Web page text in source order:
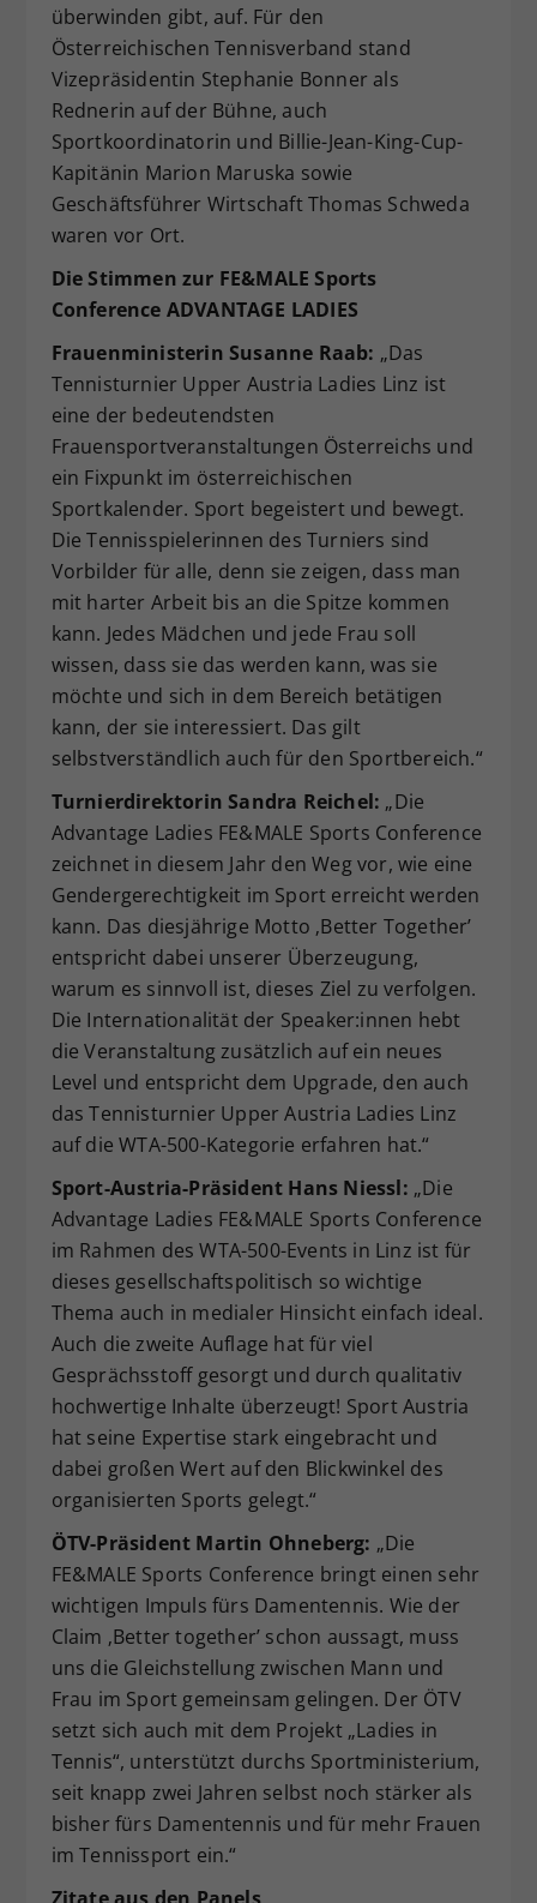
überwinden gibt, auf. Für den
Österreichischen Tennisverband stand
Vizepräsidentin Stephanie Bonner als
Rednerin auf der Bühne, auch
Sportkoordinatorin und Billie-Jean-King-Cup-
Kapitänin Marion Maruska sowie
Geschäftsführer Wirtschaft Thomas Schweda
waren vor Ort.
Die Stimmen zur FE&MALE Sports
Conference ADVANTAGE LADIES
Frauenministerin Susanne Raab: „Das
Tennisturnier Upper Austria Ladies Linz ist
eine der bedeutendsten
Frauensportveranstaltungen Österreichs und
ein Fixpunkt im österreichischen
Sportkalender. Sport begeistert und bewegt.
Die Tennisspielerinnen des Turniers sind
Vorbilder für alle, denn sie zeigen, dass man
mit harter Arbeit bis an die Spitze kommen
kann. Jedes Mädchen und jede Frau soll
wissen, dass sie das werden kann, was sie
möchte und sich in dem Bereich betätigen
kann, der sie interessiert. Das gilt
selbstverständlich auch für den Sportbereich.“
Turnierdirektorin Sandra Reichel: „Die
Advantage Ladies FE&MALE Sports Conference
zeichnet in diesem Jahr den Weg vor, wie eine
Gendergerechtigkeit im Sport erreicht werden
kann. Das diesjährige Motto ‚Better Together’
entspricht dabei unserer Überzeugung,
warum es sinnvoll ist, dieses Ziel zu verfolgen.
Die Internationalität der Speaker:innen hebt
die Veranstaltung zusätzlich auf ein neues
Level und entspricht dem Upgrade, den auch
das Tennisturnier Upper Austria Ladies Linz
auf die WTA-500-Kategorie erfahren hat.“
Sport-Austria-Präsident Hans Niessl: „Die
Advantage Ladies FE&MALE Sports Conference
im Rahmen des WTA-500-Events in Linz ist für
dieses gesellschaftspolitisch so wichtige
Thema auch in medialer Hinsicht einfach ideal.
Auch die zweite Auflage hat für viel
Gesprächsstoff gesorgt und durch qualitativ
hochwertige Inhalte überzeugt! Sport Austria
hat seine Expertise stark eingebracht und
dabei großen Wert auf den Blickwinkel des
organisierten Sports gelegt.“
ÖTV-Präsident Martin Ohneberg: „Die
FE&MALE Sports Conference bringt einen sehr
wichtigen Impuls fürs Damentennis. Wie der
Claim ‚Better together’ schon aussagt, muss
uns die Gleichstellung zwischen Mann und
Frau im Sport gemeinsam gelingen. Der ÖTV
setzt sich auch mit dem Projekt „Ladies in
Tennis“, unterstützt durchs Sportministerium,
seit knapp zwei Jahren selbst noch stärker als
bisher fürs Damentennis und für mehr Frauen
im Tennissport ein.“